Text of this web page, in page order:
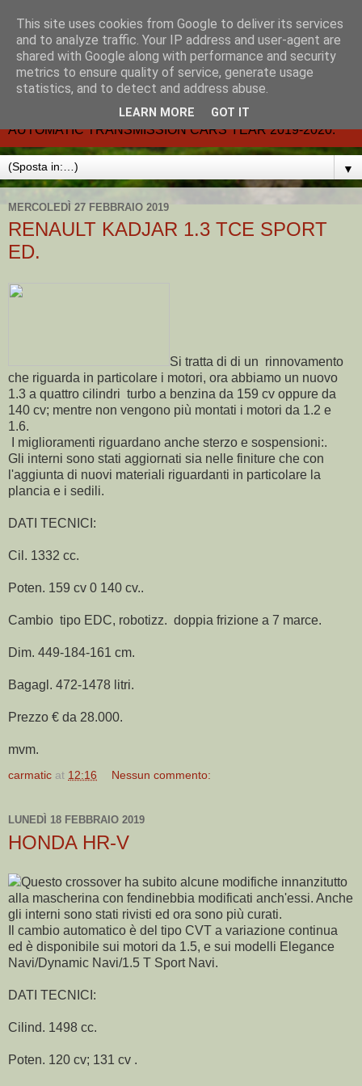
CARMATIC-®-All about
automatic cars.
Dal 2002- email.-marcvent@inwind.it.- NEW BOOK-
AUTOMATIC TRANSMISSION CARS YEAR 2019-2020.
▼
MERCOLEDÌ 27 FEBBRAIO 2019
RENAULT KADJAR 1.3 TCE SPORT
ED.
Si tratta di di un rinnovamento
che riguarda in particolare i motori, ora abbiamo un nuovo
1.3 a quattro cilindri turbo a benzina da 159 cv oppure da
140 cv; mentre non vengono più montati i motori da 1.2 e
1.6.
I miglioramenti riguardano anche sterzo e sospensioni:.
Gli interni sono stati aggiornati sia nelle finiture che con
l'aggiunta di nuovi materiali riguardanti in particolare la
plancia e i sedili.
DATI TECNICI:
Cil. 1332 cc.
Poten. 159 cv 0 140 cv..
Cambio tipo EDC, robotizz. doppia frizione a 7 marce.
Dim. 449-184-161 cm.
Bagagl. 472-1478 litri.
Prezzo € da 28.000.
mvm.
carmatic at 12:16 Nessun commento:
LUNEDÌ 18 FEBBRAIO 2019
HONDA HR-V
Questo crossover ha subito alcune modifiche innanzitutto
alla mascherina con fendinebbia modificati anch'essi. Anche
gli interni sono stati rivisti ed ora sono più curati.
Il cambio automatico è del tipo CVT a variazione continua
ed è disponibile sui motori da 1.5, e sui modelli Elegance
Navi/Dynamic Navi/1.5 T Sport Navi.
DATI TECNICI:
Cilind. 1498 cc.
Poten. 120 cv; 131 cv .
This site uses cookies from Google to deliver its services
and to analyze traffic. Your IP address and user-agent are
shared with Google along with performance and security
metrics to ensure quality of service, generate usage
statistics, and to detect and address abuse.
LEARN MORE GOT IT